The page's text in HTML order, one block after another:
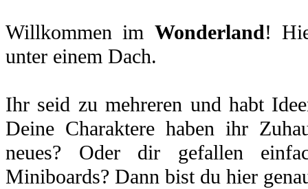
Willkommen im Wonderland!
unter einem Dach.
Ihr seid zu mehreren und habt
Deine Charaktere haben ihr
neues? Oder dir gefallen
Miniboards? Dann bist du hier